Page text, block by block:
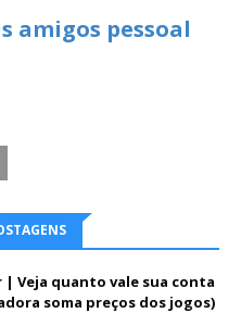
amigos pessoal
| Veja quanto vale sua conta
soma preços dos jogos)